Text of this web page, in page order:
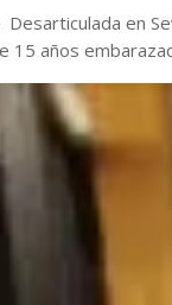
Desarticulada en
15 años